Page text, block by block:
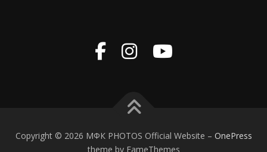
Copyright © 2026 МФК PHOTOS Official Website – OnePress
theme by FameThemes